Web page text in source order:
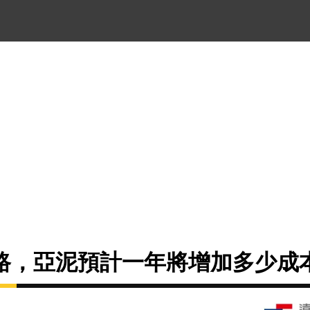
，亞泥預計一年將增加多少成